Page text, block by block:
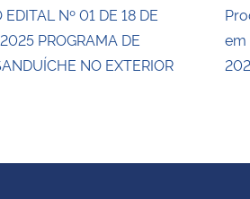
EDITAL Nº 01 DE 18 DE
PROGRAMA DE
NO EXTERIOR
em